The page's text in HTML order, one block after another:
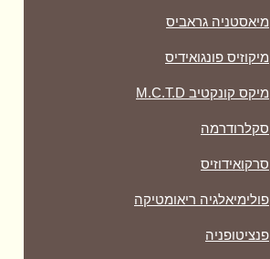
מיאסטניה גראביס
מיקוזיס פונגואידיס
מיקס קונקטיב M.C.T.D
סקלרודרמה
סרקואידוזיס
פולימיאלגיה ריאומטיקה
‏פנציטופניה